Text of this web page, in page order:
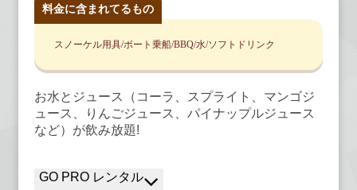
料金に含まれてるもの
スノーケル用具/ボート乗船/BBQ/水/ソフトドリンク
お水とジュース（コーラ、スプライト、マンゴジ
ュース、りんごジュース、パイナップルジュース
など）が飲み放題!
GO PRO レンタル